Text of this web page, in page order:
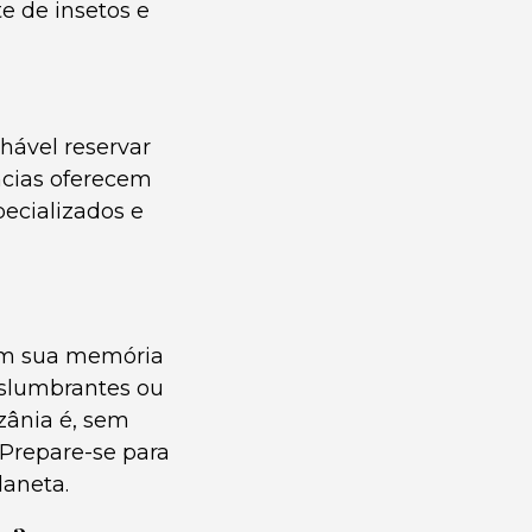
de insetos e
reservar
oferecem
e
sua memória
ou
é, sem
se para